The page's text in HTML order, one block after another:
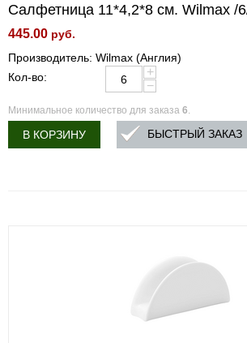
Салфетница 11*4,2*8 см. Wilmax /
445.00 руб.
Производитель: Wilmax (Англия)
Кол-во:
+
−
Минимальное количество для заказа 6.
В КОРЗИНУ БЫСТРЫЙ ЗАКАЗ